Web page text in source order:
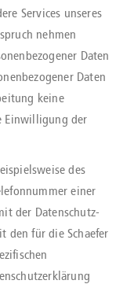
Services unseres
nehmen
Daten
Daten
keine
Einwilligung der
des
einer
der Datenschutz-
den für die Schaefer